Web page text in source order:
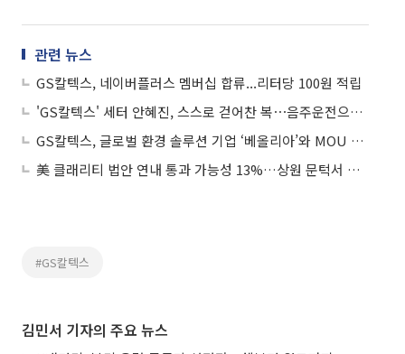
관련 뉴스
GS칼텍스, 네이버플러스 멤버십 합류...리터당 100원 적립
'GS칼텍스' 세터 안혜진, 스스로 걷어찬 복⋯음주운전으로 자필 사과
GS칼텍스, 글로벌 환경 솔루션 기업 ‘베올리아’와 MOU 체결
美 클래리티 법안 연내 통과 가능성 13%…상원 문턱서 제동
#GS칼텍스
김민서 기자의 주요 뉴스